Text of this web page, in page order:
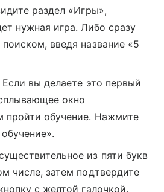
раздел «Игры»,
нужная игра. Либо сразу
поиском, введя название «5
Если вы делаете это первый
окно
пройти обучение. Нажмите
из пяти букв
числе, затем подтвердите
с желтой галочкой.